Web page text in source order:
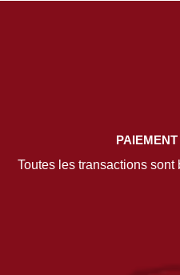
Toutes les transactions